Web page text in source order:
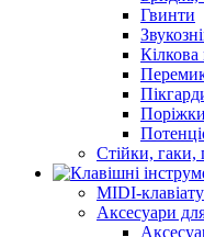
Гвинти
Кілкова
Поріжки
Стійки, гаки,
MIDI-
Аксесуари